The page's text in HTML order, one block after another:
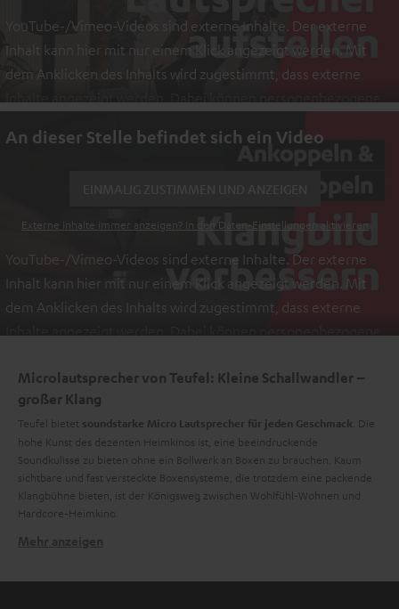
YouTube-/Vimeo-Videos sind externe Inhalte. Der externe
Inhalt kann hier mit nur einem Klick angezeigt werden. Mit
dem Anklicken des Inhalts wird zugestimmt, dass externe
Inhalte angezeigt werden. Dabei können personenbezogene
Informationen sind in der Datenschutzerklärung unter I zu
An dieser Stelle befindet sich ein Video
Externe Inhalte immer anzeigen? In den Daten‑Einstellungen aktivieren
YouTube-/Vimeo-Videos sind externe Inhalte. Der externe
Inhalt kann hier mit nur einem Klick angezeigt werden. Mit
dem Anklicken des Inhalts wird zugestimmt, dass externe
Inhalte angezeigt werden. Dabei können personenbezogene
Informationen sind in der Datenschutzerklärung unter I zu
finden.
Microlautsprecher von Teufel: Kleine Schallwandler –
großer Klang
Teufel bietet soundstarke Micro Lautsprecher für jeden Geschmack . Die
hohe Kunst des dezenten Heimkinos ist, eine beeindruckende
Soundkulisse zu bieten ohne ein Bollwerk an Boxen zu brauchen. Kaum
sichtbare und fast versteckte Boxensysteme, die trotzdem eine packende
Klangbühne bieten, ist der Königsweg zwischen Wohlfühl-Wohnen und
Hardcore-Heimkino.